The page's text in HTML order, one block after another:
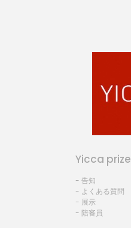
Yicca prize
- 告知
- よくある質問
- 展示
- 陪審員